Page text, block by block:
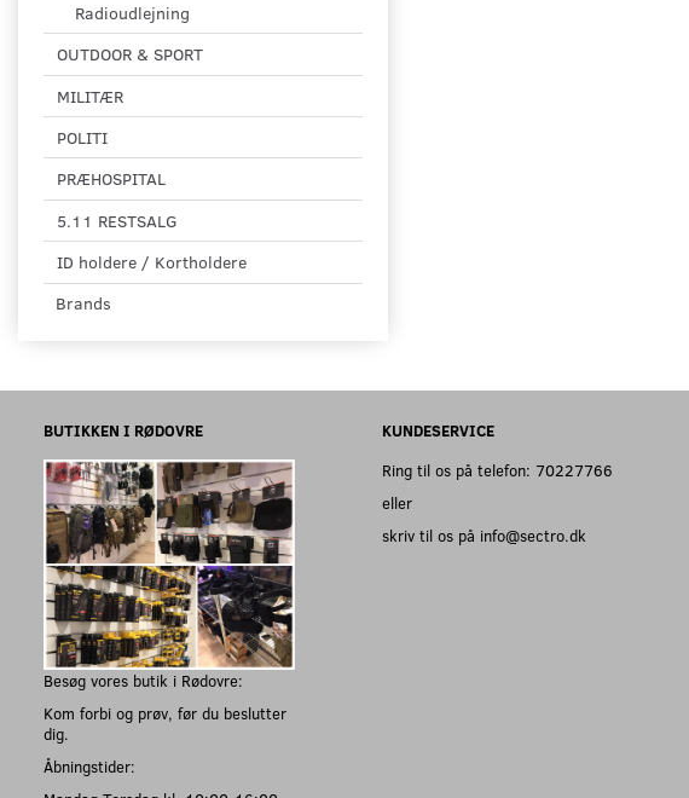
Radioudlejning
OUTDOOR & SPORT
MILITÆR
POLITI
PRÆHOSPITAL
5.11 RESTSALG
ID holdere / Kortholdere
Brands
BUTIKKEN I RØDOVRE
Besøg vores butik i Rødovre:
Kom forbi og prøv, før du beslutter
dig.
Åbningstider:
KUNDESERVICE
Ring til os på telefon: 70227766
eller
skriv til os på info@sectro.dk